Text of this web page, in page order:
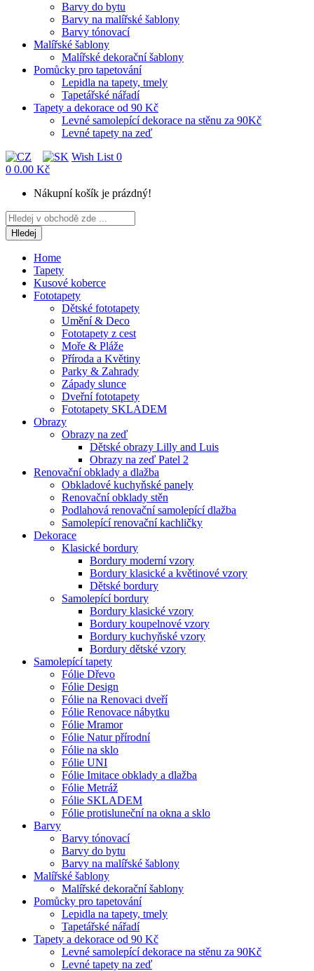
Barvy do bytu
Barvy na malířské šablony
Barvy tónovací
Malířské šablony
Malířské dekorační šablony
Pomůcky pro tapetování
Lepidla na tapety, tmely
Tapetářské nářadí
Tapety a dekorace od 90 Kč
Levné samolepící dekorace na stěnu za 90Kč
Levné tapety na zeď
Wish List 0
0 0.00 Kč
Nákupní košík je prázdný!
Hledej
Home
Tapety
Kusové koberce
Fototapety
Dětské fototapety
Umění & Deco
Fototapety z cest
Moře & Pláže
Příroda a Květiny
Parky & Zahrady
Západy slunce
Dveřní fototapety
Fototapety SKLADEM
Obrazy
Obrazy na zeď
Dětské obrazy Lilly and Luis
Obrazy na zeď Patel 2
Renovační obklady a dlažba
Obkladové kuchyňské panely
Renovační obklady stěn
Podlahová renovační samolepící dlažba
Samolepící renovační kachličky
Dekorace
Klasické bordury
Bordury moderní vzory
Bordury klasické a květinové vzory
Dětské bordury
Samolepící bordury
Bordury klasické vzory
Bordury koupelnové vzory
Bordury kuchyňské vzory
Bordury dětské vzory
Samolepící tapety
Fólie Dřevo
Fólie Design
Fólie na Renovaci dveří
Fólie Renovace nábytku
Fólie Mramor
Fólie Natur přírodní
Fólie na sklo
Fólie UNI
Fólie Imitace obklady a dlažba
Fólie Metráž
Fólie SKLADEM
Fólie protisluneční na okna a sklo
Barvy
Barvy tónovací
Barvy do bytu
Barvy na malířské šablony
Malířské šablony
Malířské dekorační šablony
Pomůcky pro tapetování
Lepidla na tapety, tmely
Tapetářské nářadí
Tapety a dekorace od 90 Kč
Levné samolepící dekorace na stěnu za 90Kč
Levné tapety na zeď